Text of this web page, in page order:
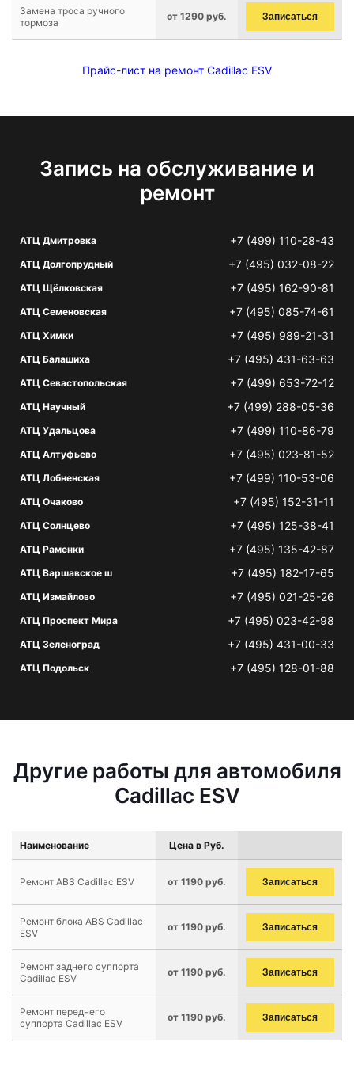
Замена троса ручного
тормоза
от 1290 руб. Записаться
Прайс-лист на ремонт Cadillac ESV
Запись на обслуживание и
ремонт
АТЦ Дмитровка +7 (499) 110-28-43
АТЦ Долгопрудный +7 (495) 032-08-22
АТЦ Щёлковская +7 (495) 162-90-81
АТЦ Семеновская +7 (495) 085-74-61
АТЦ Химки +7 (495) 989-21-31
АТЦ Балашиха +7 (495) 431-63-63
АТЦ Севастопольская +7 (499) 653-72-12
АТЦ Научный +7 (499) 288-05-36
АТЦ Удальцова +7 (499) 110-86-79
АТЦ Алтуфьево +7 (495) 023-81-52
АТЦ Лобненская +7 (499) 110-53-06
АТЦ Очаково +7 (495) 152-31-11
АТЦ Солнцево +7 (495) 125-38-41
АТЦ Раменки +7 (495) 135-42-87
АТЦ Варшавское ш +7 (495) 182-17-65
АТЦ Измайлово +7 (495) 021-25-26
АТЦ Проспект Мира +7 (495) 023-42-98
АТЦ Зеленоград +7 (495) 431-00-33
АТЦ Подольск +7 (495) 128-01-88
Другие работы для автомобиля
Cadillac ESV
Наименование Цена в Руб.
Ремонт ABS Cadillac ESV от 1190 руб. Записаться
Ремонт блока ABS Cadillac
ESV
от 1190 руб. Записаться
Ремонт заднего суппорта
Cadillac ESV
от 1190 руб. Записаться
Ремонт переднего
суппорта Cadillac ESV
от 1190 руб. Записаться